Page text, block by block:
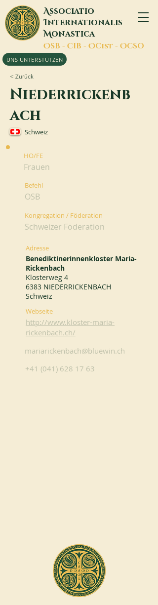
Associatio
Internationalis
Monastica
OSB - CIB - OCist - OCSO
UNS UNTERSTÜTZEN
< Zurück
Niederrickenb
ach
Schweiz
HO/FE
Frauen
Befehl
OSB
Kongregation / Föderation
Schweizer Föderation
Adresse
Benediktinerinnenkloster Maria-
Rickenbach
Klosterweg 4
6383 NIEDERRICKENBACH
Schweiz
Webseite
http://www.kloster-maria-
rickenbach.ch/
mariarickenbach@bluewin.ch
+41 (041) 628 17 63